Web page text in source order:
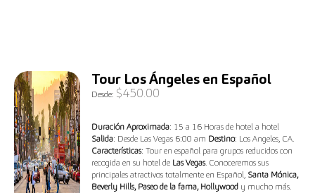
Tour Los Ángeles en Español
Desde: $450.00
Duración Aproximada: 15 a 16 Horas de hotel a hotel
Salida: Desde Las Vegas 6:00 am Destino: Los Angeles, CA.
Características: Tour en español para grupos reducidos con
recogida en su hotel de Las Vegas. Conoceremos sus
principales atractivos totalmente en Español, Santa Mónica,
Beverly Hills, Paseo de la fama, Hollywood y mucho más.